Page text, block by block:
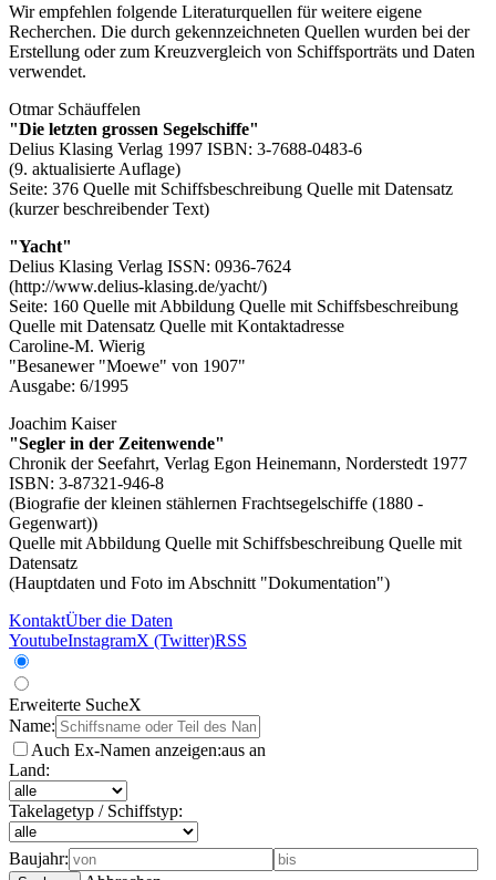
Wir empfehlen folgende Literaturquellen für weitere eigene
Recherchen. Die durch gekennzeichneten Quellen wurden bei der
Erstellung oder zum Kreuzvergleich von Schiffsporträts und Daten
verwendet.
Otmar Schäuffelen
"Die letzten grossen Segelschiffe"
Delius Klasing Verlag 1997 ISBN: 3-7688-0483-6
(9. aktualisierte Auflage)
Seite: 376 Quelle mit Schiffsbeschreibung Quelle mit Datensatz
(kurzer beschreibender Text)
"Yacht"
Delius Klasing Verlag ISSN: 0936-7624
(http://www.delius-klasing.de/yacht/)
Seite: 160 Quelle mit Abbildung Quelle mit Schiffsbeschreibung
Quelle mit Datensatz Quelle mit Kontaktadresse
Caroline-M. Wierig
"Besanewer "Moewe" von 1907"
Ausgabe: 6/1995
Joachim Kaiser
"Segler in der Zeitenwende"
Chronik der Seefahrt, Verlag Egon Heinemann, Norderstedt 1977
ISBN: 3-87321-946-8
(Biografie der kleinen stählernen Frachtsegelschiffe (1880 -
Gegenwart))
Quelle mit Abbildung Quelle mit Schiffsbeschreibung Quelle mit
Datensatz
(Hauptdaten und Foto im Abschnitt "Dokumentation")
KontaktÜber die Daten
YoutubeInstagramX (Twitter)RSS
Erweiterte SucheX
Name:
Auch Ex-Namen anzeigen:aus an
Land:
Takelagetyp / Schiffstyp:
Baujahr: